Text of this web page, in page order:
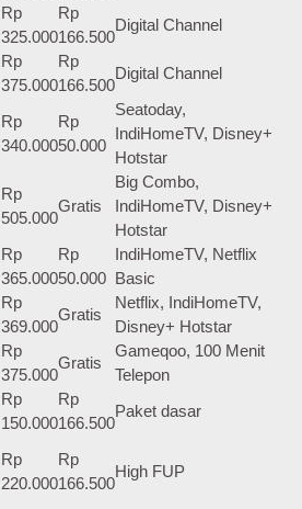
Rp
325.000
Rp
166.500
Digital Channel
Rp
375.000
Rp
166.500
Digital Channel
Rp
340.000
Rp
50.000
Seatoday,
IndiHomeTV, Disney+
Hotstar
Rp
505.000
Gratis
Big Combo,
IndiHomeTV, Disney+
Hotstar
Rp
365.000
Rp
50.000
IndiHomeTV, Netflix
Basic
Rp
369.000
Gratis
Netflix, IndiHomeTV,
Disney+ Hotstar
Rp
375.000
Gratis
Gameqoo, 100 Menit
Telepon
Rp
150.000
Rp
166.500
Paket dasar
Rp
220.000
Rp
166.500
High FUP